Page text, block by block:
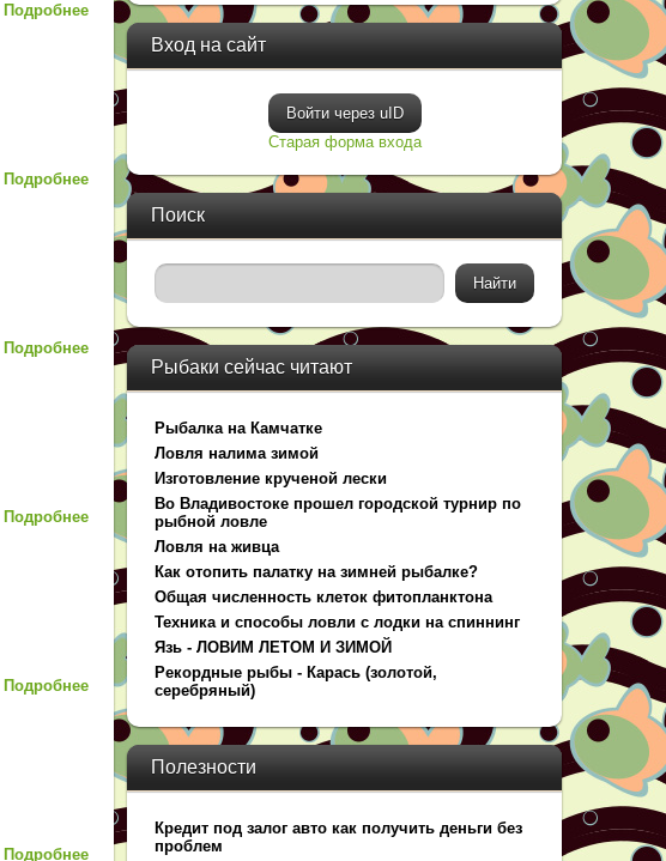
Подробнее
Подробнее
Подробнее
Подробнее
Подробнее
Подробнее
Вход на сайт
Войти через uID
Старая форма входа
Поиск
Рыбаки сейчас читают
Рыбалка на Камчатке
Ловля налима зимой
Изготовление крученой лески
Во Владивостоке прошел городской турнир по
рыбной ловле
Ловля на живца
Как отопить палатку на зимней рыбалке?
Общая численность клеток фитопланктона
Техника и способы ловли с лодки на спиннинг
Язь - ЛОВИМ ЛЕТОМ И ЗИМОЙ
Рекордные рыбы - Карась (золотой,
серебряный)
Полезности
Кредит под залог авто как получить деньги без
проблем